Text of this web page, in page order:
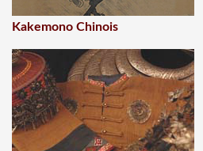
Kakemono Chinois